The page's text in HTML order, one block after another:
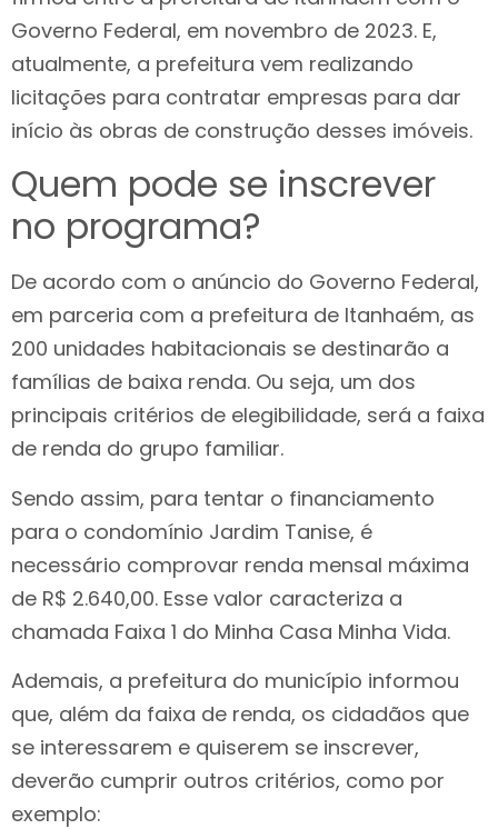
Governo Federal, em novembro de 2023. E,
atualmente, a prefeitura vem realizando
licitações para contratar empresas para dar
início às obras de construção desses imóveis.
Quem pode se inscrever
no programa?
De acordo com o anúncio do Governo Federal,
em parceria com a prefeitura de Itanhaém, as
200 unidades habitacionais se destinarão a
famílias de baixa renda. Ou seja, um dos
principais critérios de elegibilidade, será a faixa
de renda do grupo familiar.
Sendo assim, para tentar o financiamento
para o condomínio Jardim Tanise, é
necessário comprovar renda mensal máxima
de R$ 2.640,00. Esse valor caracteriza a
chamada Faixa 1 do Minha Casa Minha Vida.
Ademais, a prefeitura do município informou
que, além da faixa de renda, os cidadãos que
se interessarem e quiserem se inscrever,
deverão cumprir outros critérios, como por
exemplo: